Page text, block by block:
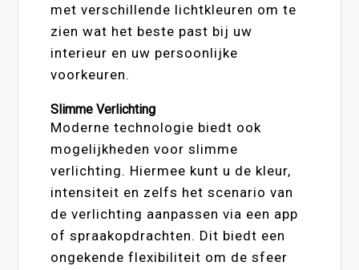
met verschillende lichtkleuren om te
zien wat het beste past bij uw
interieur en uw persoonlijke
voorkeuren.
Slimme Verlichting
Moderne technologie biedt ook
mogelijkheden voor slimme
verlichting. Hiermee kunt u de kleur,
intensiteit en zelfs het scenario van
de verlichting aanpassen via een app
of spraakopdrachten. Dit biedt een
ongekende flexibiliteit om de sfeer